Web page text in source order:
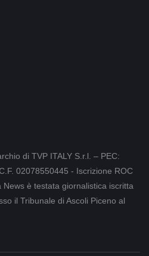
di TVP ITALY S.r.l. – PEC:
02078550445 - Iscrizione ROC
è testata giornalistica iscritta
il Tribunale di Ascoli Piceno al